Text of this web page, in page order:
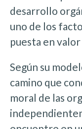
desarrollo
uno de los
puesta en
Según su
camino que
moral de las